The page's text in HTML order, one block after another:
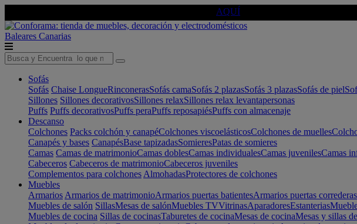
AQUÍ
Baleares Canarias
Sofás
Sofás Chaise LongueRinconerasSofás camaSofás 2 plazasSofás 3 plazasSofás de piel
Sillones Sillones decorativosSillones relaxSillones relax levantapersonas
Puffs Puffs decorativosPuffs peraPuffs reposapiésPuffs con almacenaje
Descanso
Colchones Packs colchón y canapéColchones viscoelásticosColchones de muelles
Canapés y bases CanapésBase tapizadasSomieresPatas de somieres
Camas Camas de matrimonioCamas doblesCamas individualesCamas juvenilesCamas
Cabeceros Cabeceros de matrimonioCabeceros juveniles
Complementos para colchones AlmohadasProtectores de colchones
Muebles
Armarios Armarios de matrimonioArmarios puertas batientesArmarios puertas correderas
Muebles de salón SillasMesas de salónMuebles TVVitrinasAparadoresEstanterias
Muebles de cocina Sillas de cocinasTaburetes de cocinaMesas de cocinaMesas y sillas